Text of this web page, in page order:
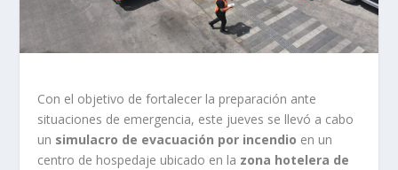
Con el objetivo de fortalecer la preparación ante
situaciones de emergencia, este jueves se llevó a cabo
un simulacro de evacuación por incendio en un
centro de hospedaje ubicado en la zona hotelera de